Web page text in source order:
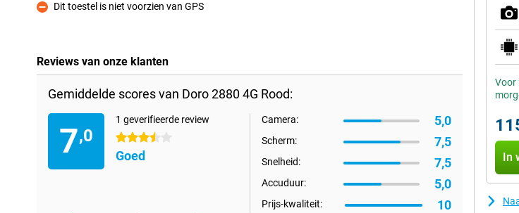
Minpunt
Dit toestel is niet voorzien van GPS
Reviews van onze klanten
Gemiddelde scores van Doro 2880 4G Rood:
7,0
1 geverifieerde review
3.5 sterren
Goed
Camera: 5,0
Scherm: 7,5
Snelheid: 7,5
Accuduur: 5,0
Prijs-kwaliteit: 10
Voor
In